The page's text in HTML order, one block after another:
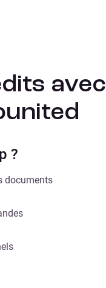
avec
?
documents